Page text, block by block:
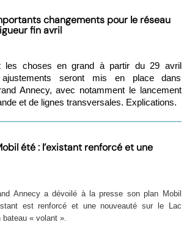
changements pour le réseau
fin avril
les choses en grand à partir du 29 avril
ajustements seront mis en place dans
Annecy, avec notamment le lancement
et de lignes transversales. Explications.
été : l’existant renforcé et une
Annecy a dévoilé à la presse son plan Mobil
est renforcé et une nouveauté sur le Lac
« volant ».